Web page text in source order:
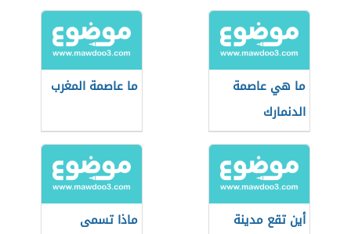
ما هي عاصمة
الدنمارك
ما عاصمة المغرب
أين تقع مدينة
ماذا تسمى